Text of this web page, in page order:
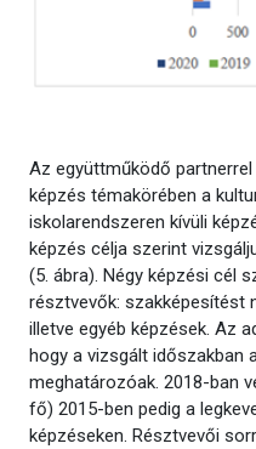
Az együttműködő
képzés témakörében a
iskolarendszeren kívüli
képzés célja szerint
(5. ábra). Négy képzési cél
résztvevők: szakképesítést
illetve egyéb képzések. Az
hogy a vizsgált időszakban
meghatározóak. 2018-ban
fő) 2015-ben pedig a
képzéseken. Résztvevői